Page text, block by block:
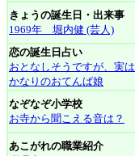
きょうの誕生日・出来事
1969年 堀内健 (芸人)
恋の誕生日占い
おとなしそうですが、実は
かなりのおてんば娘
なぞなぞ小学校
お寺から聞こえる音は？
あこがれの職業紹介